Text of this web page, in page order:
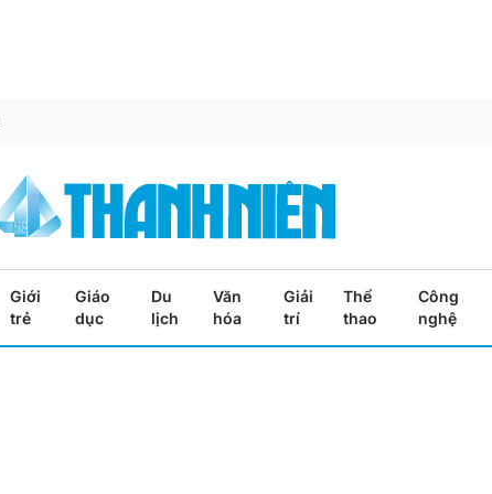
Giới
trẻ
Giáo
dục
Du
lịch
Văn
hóa
Giải
trí
Thể
thao
Công
nghệ